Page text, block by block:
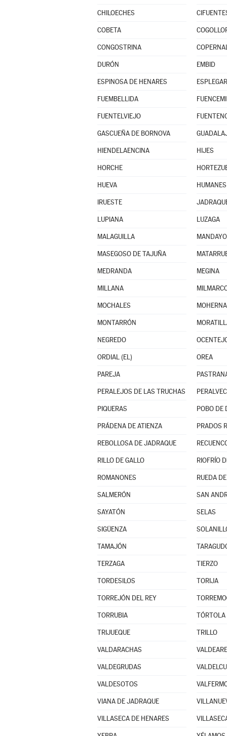
CHILOECHES
COBETA
CONGOSTRINA
DURÓN EMBID
ESPINOSA DE HENARES
FUEMBELLIDA
FUENTELVIEJO
GASCUEÑA DE BORNOVA
HIENDELAENCINA HIJES
HORCHE
HUEVA HUMANES
IRUESTE
LUPIANA LUZAGA
MALAGUILLA
MASEGOSO DE TAJUÑA
MEDRANDA MEGINA
MILLANA
MOCHALES
MONTARRÓN
NEGREDO
ORDIAL (EL) OREA
PAREJA
PERALEJOS DE LAS TRUCHAS
PIQUERAS POBO DE
PRÁDENA DE ATIENZA PRADOS
REBOLLOSA DE JADRAQUE
RILLO DE GALLO RIOFRÍO
ROMANONES RUEDA
SALMERÓN SAN
SAYATÓN SELAS
SIGÜENZA
TAMAJÓN
TERZAGA TIERZO
TORDESILOS TORIJA
TORREJÓN DEL REY
TORRUBIA TÓRTOLA
TRIJUEQUE TRILLO
VALDARACHAS
VALDEGRUDAS
VALDESOTOS
VIANA DE JADRAQUE
VILLASECA DE HENARES